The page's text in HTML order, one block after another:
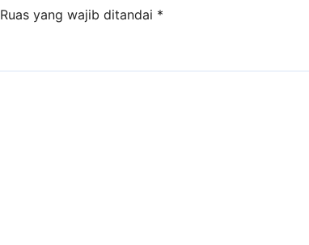
Ruas yang wajib ditandai *